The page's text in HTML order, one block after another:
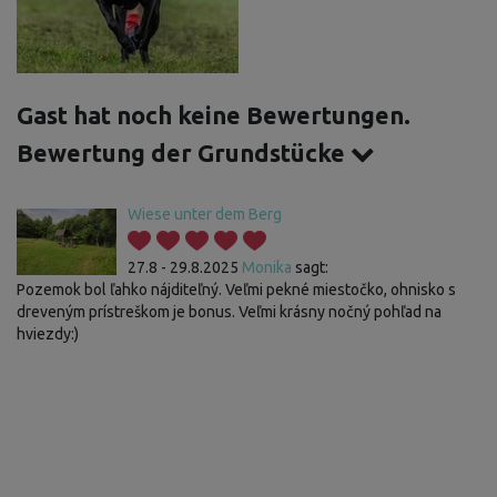
Gast hat noch keine Bewertungen.
Bewertung der Grundstücke
Wiese unter dem Berg
27.8 - 29.8.2025 Monika sagt:
Pozemok bol ľahko nájditeľný. Veľmi pekné miestočko, ohnisko s
dreveným prístreškom je bonus. Veľmi krásny nočný pohľad na
hviezdy:)